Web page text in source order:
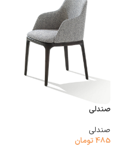
صندلی
صندلی
485تومان